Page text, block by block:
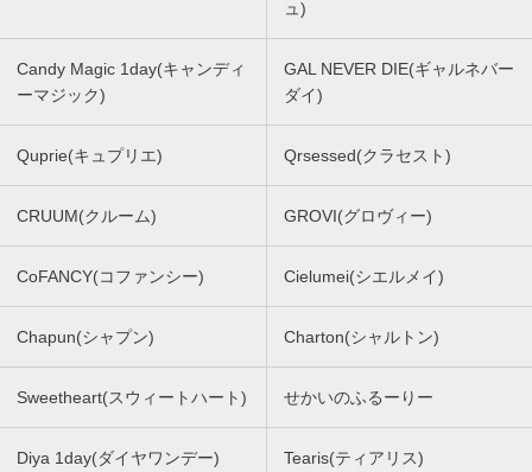
ュ)
Candy Magic 1day(キャンディ
ーマジック)
GAL NEVER DIE(ギャルネバー
ダイ)
Quprie(キュプリエ) Qrsessed(クラセスト)
CRUUM(クルーム) GROVI(グロヴィー)
CoFANCY(コファンシー) Cielumei(シエルメイ)
Chapun(シャプン) Charton(シャルトン)
Sweetheart(スウィートハート) せかいのふるーりー
Diya 1day(ダイヤワンデー) Tearis(ティアリス)